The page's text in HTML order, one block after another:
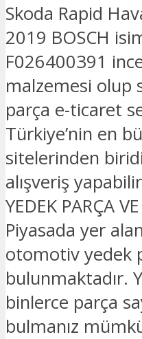
Skoda Rapid
2019 BOSCH
F026400391
malzemesi olup
parça e-ticaret
Türkiye’nin en
sitelerinden
alışveriş
YEDEK PARÇA
Piyasada yer
otomotiv yedek
bulunmaktadır.
binlerce parça
bulmanız